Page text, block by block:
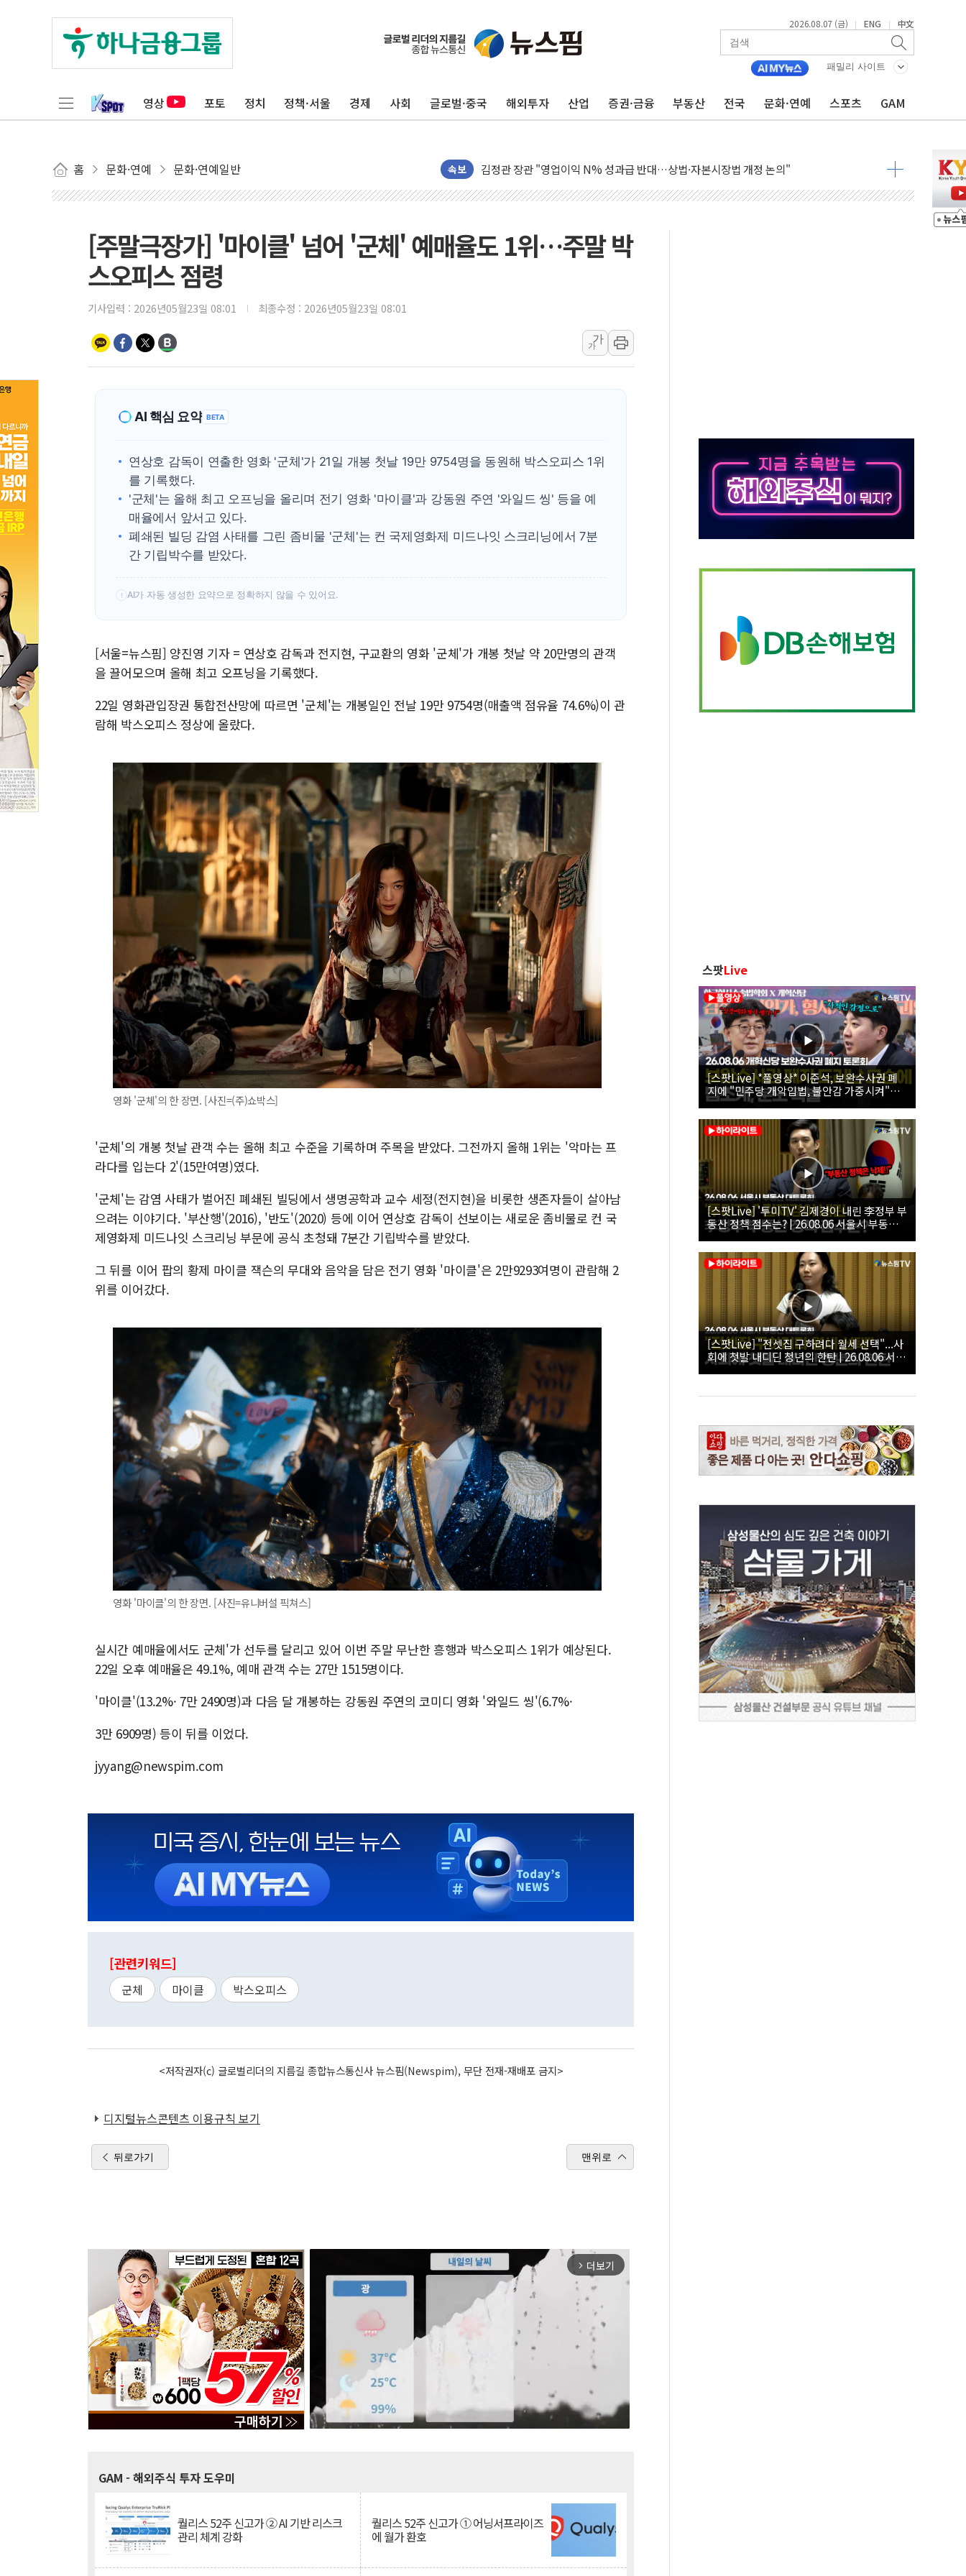
2026.08.07 (금) | ENG | 中文
패밀리 사이트
영상 포토 정치 정책·서울 경제 사회 글로벌·중국 해외투자 산업 증권·금융 부동산 전국 문화·연예 스포츠 GAM
홈 문화·연예 문화·연예일반 속보
구광모, 내주 실리콘밸리서 젠슨 황 재회…로봇·AI 데이터센터·모빌리티 구체화
뉴욕증시 개장 전 특징주...모더나·아이온큐·도어대시↑ VS 샌디스크·피그마·앱러빈↓
뉴욕증시 프리뷰, 미 주가선물 AI주 차익실현 속 혼조세...웨스턴디지털·샌디스크↓
청와대, 북한 단거리 탄도미사일 발사에 긴급 안보 점검회의
[인도증시] 중동 긴장 완화에 실적 호조까지, 상승...호실적 보고 기업 상승세 뚜렷
러, 1인칭시점 드론으로 우크라 민간인 '사파리' 공격… 시민들 공포감 극대화 전략
김정관 산업부 장관 "주 52시간 손봐야, 경쟁상대 中과 비교해야"
해군 1함대 창설 80주년…지역과 함께하는 '선봉'의 대민 봉사
구미 폐염산처리업체서 불 2시간30여분만에 진화...외국인 노동자 숨져
해군과 함께하는 '불금전파, 송정' 시즌2
강원도 폭염특보 11일째…온열질환·가축 피해 최소화 '총력 대응'
[주말극장가] '마이클' 넘어 '군체' 예매율도 1위…주말 박
스오피스 점령
기사입력 : 2026년05월23일 08:01 최종수정 : 2026년05월23일 08:01
가
가
AI 핵심 요약 BETA
연상호 감독이 연출한 영화 '군체'가 21일 개봉 첫날 19만 9754명을 동원해 박스오피스 1위
를 기록했다.
'군체'는 올해 최고 오프닝을 올리며 전기 영화 '마이클'과 강동원 주연 '와일드 씽' 등을 예
매율에서 앞서고 있다.
폐쇄된 빌딩 감염 사태를 그린 좀비물 '군체'는 컨 국제영화제 미드나잇 스크리닝에서 7분
간 기립박수를 받았다.
! AI가 자동 생성한 요약으로 정확하지 않을 수 있어요.
[서울=뉴스핌] 양진영 기자 = 연상호 감독과 전지현, 구교환의 영화 '군체'가 개봉 첫날 약 20만명의 관객
을 끌어모으며 올해 최고 오프닝을 기록했다.
22일 영화관입장권 통합전산망에 따르면 '군체'는 개봉일인 전날 19만 9754명(매출액 점유율 74.6%)이 관
람해 박스오피스 정상에 올랐다.
영화 '군체'의 한 장면. [사진=(주)쇼박스]
'군체'의 개봉 첫날 관객 수는 올해 최고 수준을 기록하며 주목을 받았다. 그전까지 올해 1위는 '악마는 프
라다를 입는다 2'(15만여명)였다.
'군체'는 감염 사태가 벌어진 폐쇄된 빌딩에서 생명공학과 교수 세정(전지현)을 비롯한 생존자들이 살아남
으려는 이야기다. '부산행'(2016), '반도'(2020) 등에 이어 연상호 감독이 선보이는 새로운 좀비물로 컨 국
제영화제 미드나잇 스크리닝 부문에 공식 초청돼 7분간 기립박수를 받았다.
그 뒤를 이어 팝의 황제 마이클 잭슨의 무대와 음악을 담은 전기 영화 '마이클'은 2만9293여명이 관람해 2
위를 이어갔다.
영화 '마이클'의 한 장면. [사진=유니버설 픽쳐스]
실시간 예매율에서도 군체'가 선두를 달리고 있어 이번 주말 무난한 흥행과 박스오피스 1위가 예상된다.
22일 오후 예매율은 49.1%, 예매 관객 수는 27만 1515명이다.
'마이클'(13.2%· 7만 2490명)과 다음 달 개봉하는 강동원 주연의 코미디 영화 '와일드 씽'(6.7%·
3만 6909명) 등이 뒤를 이었다.
jyyang@newspim.com
[관련키워드]
군체 마이클 박스오피스
<저작권자(c) 글로벌리더의 지름길 종합뉴스통신사 뉴스핌(Newspim), 무단 전재-재배포 금지>
디지털뉴스콘텐츠 이용규칙 보기
뒤로가기 맨위로
arrow_forward_ios 더보기
GAM - 해외주식 투자 도우미
퀄리스 52주 신고가 ② AI 기반 리스크
관리 체계 강화
퀄리스 52주 신고가 ① 어닝서프라이즈
에 월가 환호
스팟Live
[스팟Live] *풀영상* 이준석, 보완수사권 폐
지에 "민주당 개악입법, 불안감 가중시켜"｜
26.08.06 개혁신당 보완수사권 폐지 토론회
[스팟Live] '투미TV' 김제경이 내린 李정부 부
동산 정책 점수는? | 26.08.06 서울시 부동산
대토론회
[스팟Live] "전셋집 구하려다 월세 선택"...사
회에 첫발 내디딘 청년의 한탄 | 26.08.06 서울
시 부동산 대토론회